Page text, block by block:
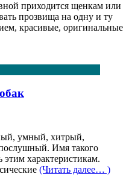
приходится щенкам или
прозвища на одну и ту
красивые, оригинальные
умный, хитрый,
Имя такого
этим характеристикам.
(Читать далее… )